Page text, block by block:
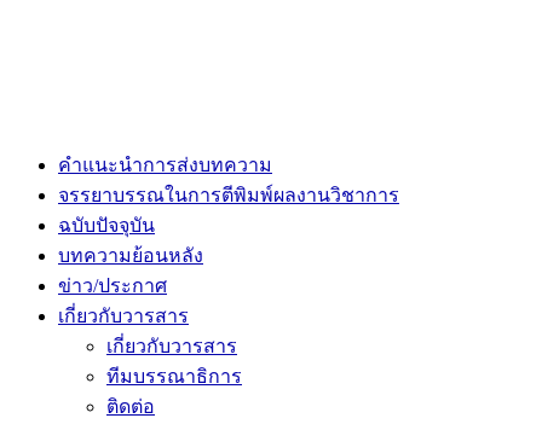
คำแนะนำการส่งบทความ
จรรยาบรรณในการตีพิมพ์ผลงานวิชาการ
ฉบับปัจจุบัน
บทความย้อนหลัง
ข่าว/ประกาศ
เกี่ยวกับวารสาร
เกี่ยวกับวารสาร
ทีมบรรณาธิการ
ติดต่อ